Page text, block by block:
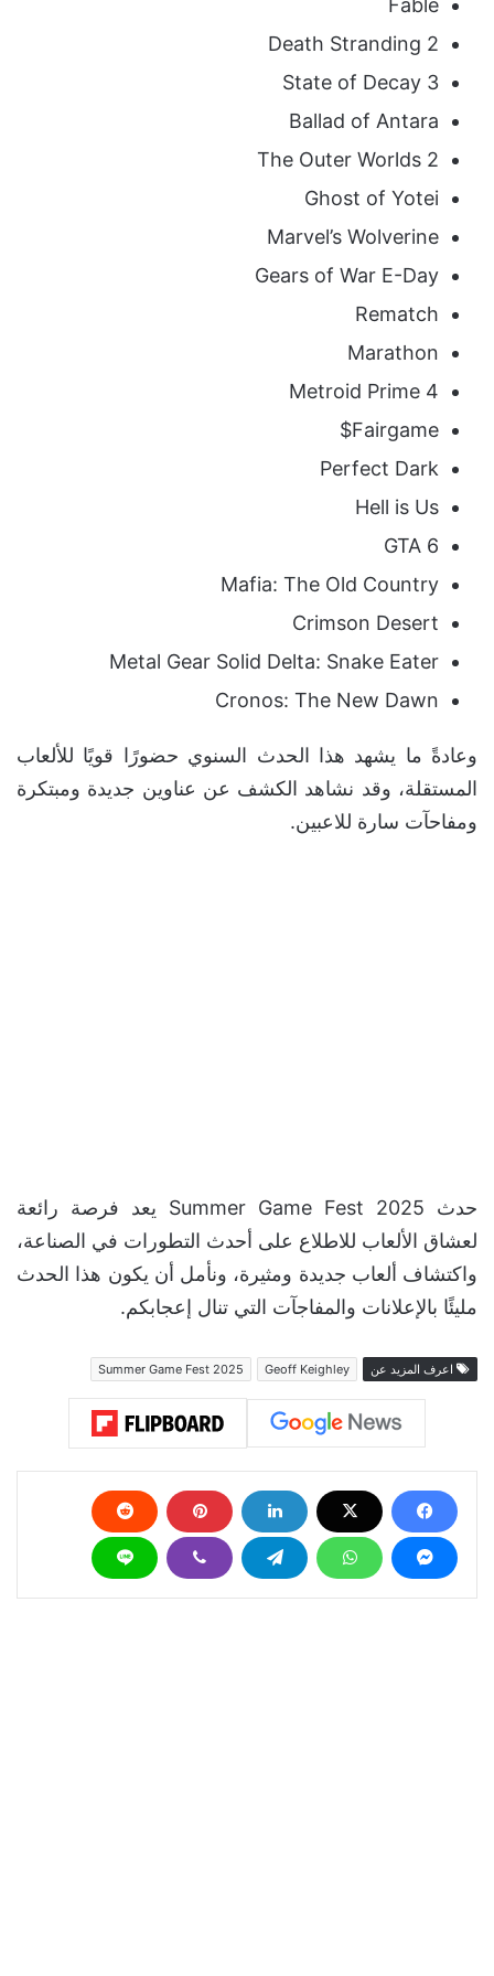
Fable
Death Stranding 2
State of Decay 3
Ballad of Antara
The Outer Worlds 2
Ghost of Yotei
Marvel’s Wolverine
Gears of War E-Day
Rematch
Marathon
Metroid Prime 4
Fairgame$
Perfect Dark
Hell is Us
GTA 6
Mafia: The Old Country
Crimson Desert
Metal Gear Solid Delta: Snake Eater
Cronos: The New Dawn
وعادةً ما يشهد هذا الحدث السنوي حضورًا قويًا للألعاب
المستقلة، وقد نشاهد الكشف عن عناوين جديدة ومبتكرة
ومفاحآت سارة للاعبين.
حدث Summer Game Fest 2025 يعد فرصة رائعة
لعشاق الألعاب للاطلاع على أحدث التطورات في الصناعة،
واكتشاف ألعاب جديدة ومثيرة، ونأمل أن يكون هذا الحدث
مليئًا بالإعلانات والمفاجآت التي تنال إعجابكم.
اعرف المزيد عن Geoff Keighley
Summer Game Fest 2025